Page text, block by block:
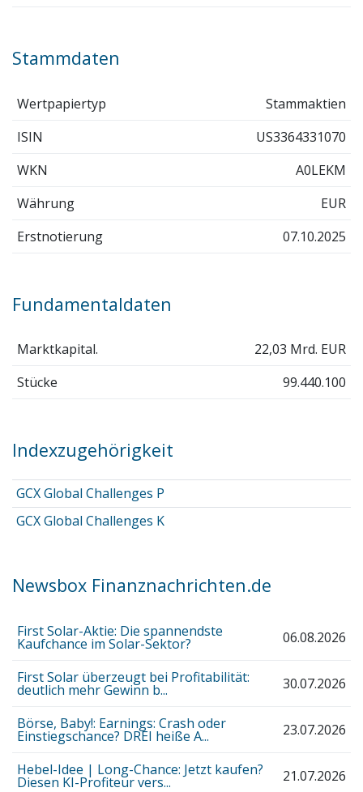
Stammdaten
Wertpapiertyp
Stammaktien
ISIN
US3364331070
WKN
A0LEKM
Währung
EUR
Erstnotierung
07.10.2025
Fundamentaldaten
Marktkapital.
22,03 Mrd. EUR
Stücke
99.440.100
Indexzugehörigkeit
GCX Global Challenges P
GCX Global Challenges K
Newsbox Finanznachrichten.de
First Solar-Aktie: Die spannendste
Kaufchance im Solar-Sektor? 06.08.2026
First Solar überzeugt bei Profitabilität:
deutlich mehr Gewinn b... 30.07.2026
Börse, Baby!: Earnings: Crash oder
Einstiegschance? DREI heiße A... 23.07.2026
Hebel-Idee | Long-Chance: Jetzt kaufen?
Diesen KI-Profiteur vers... 21.07.2026